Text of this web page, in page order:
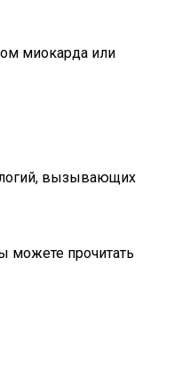
миокарда или
вызывающих
можете прочитать